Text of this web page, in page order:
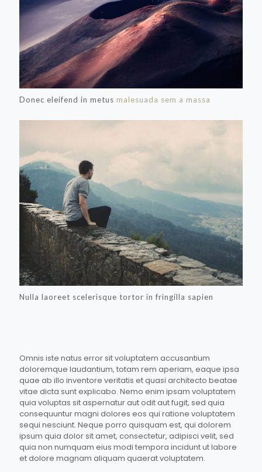
Donec eleifend in metus malesuada sem a massa
Nulla laoreet scelerisque tortor in fringilla sapien
Omnis iste natus error sit voluptatem accusantium
doloremque laudantium, totam rem aperiam, eaque ipsa
quae ab illo inventore veritatis et quasi architecto beatae
vitae dicta sunt explicabo. Nemo enim ipsam voluptatem
quia voluptas sit aspernatur aut odit aut fugit, sed quia
consequuntur magni dolores eos qui ratione voluptatem
sequi nesciunt. Neque porro quisquam est, qui dolorem
ipsum quia dolor sit amet, consectetur, adipisci velit, sed
quia non numquam eius modi tempora incidunt ut labore
et dolore magnam aliquam quaerat voluptatem.